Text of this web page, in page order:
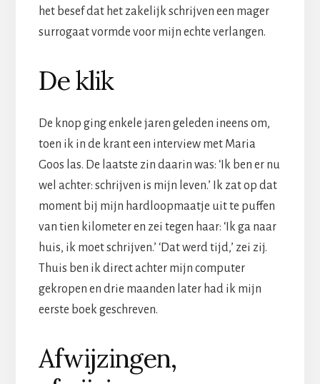
het besef dat het zakelijk schrijven een mager
surrogaat vormde voor mijn echte verlangen.
De klik
De knop ging enkele jaren geleden ineens om,
toen ik in de krant een interview met Maria
Goos las. De laatste zin daarin was: ‘Ik ben er nu
wel achter: schrijven is mijn leven.’ Ik zat op dat
moment bij mijn hardloopmaatje uit te puffen
van tien kilometer en zei tegen haar: ‘Ik ga naar
huis, ik moet schrijven.’ ‘Dat werd tijd,’ zei zij.
Thuis ben ik direct achter mijn computer
gekropen en drie maanden later had ik mijn
eerste boek geschreven.
Afwijzingen,